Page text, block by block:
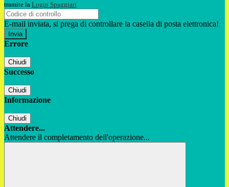
tramite la Login Spaggiari
E-mail inviata, si prega di controllare la casella di posta elettronica!
Errore
Chiudi
Successo
Chiudi
Informazione
Chiudi
Attendere...
Attendere il completamento dell'operazione...